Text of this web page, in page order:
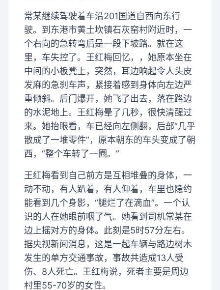
常某继续驾驶着车沿201国道自西向东行
驶。到东港市黄土坎镇石灰窑村附近时，一
个右向的急转弯后是一段下坡路。就在这
里，车失控了。王红梅回忆，，她原本坐在
中间的小板凳上，突然，耳边响起令人头皮
发麻的急刹车声，紧接着感到身体向左边严
重倾斜。后门爆开，她飞了出去，落在路边
的水泥地上。王红梅晕了几秒，很快清醒过
来。她抬眼看，车已经向左侧翻，后部“几乎
散成了一堆零件”，原本朝东的车头变成了朝
西，“整个车转了一圈。”
王红梅看到自己前方是互相堆叠的身体，一
动不动，有人趴着，有人仰着，车里也隐约
能看到几个身影，“腿烂了在滴血”。一个认
识的人在她眼前咽了气。她看到司机常某在
边上摇对方的身体。此刻是5时57分左右。
据央视新闻消息，这是一起车辆与路边树木
发生的单方交通事故，事故共造成13人受
伤、8人死亡。王红梅说，死者主要是周边
村里55-70岁的女性。